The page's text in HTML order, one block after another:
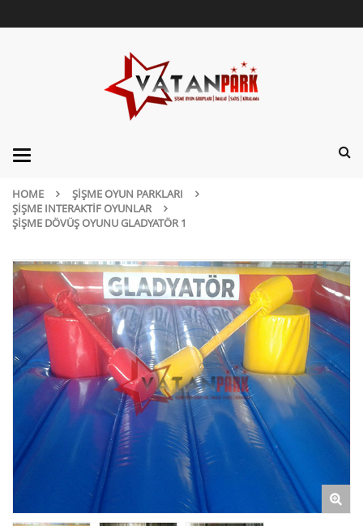
Categories
HOME
ŞIŞME OYUN PARKLARI
ŞIŞME INTERAKTIF OYUNLAR
ŞIŞME DÖVÜŞ OYUNU GLADYATÖR 1